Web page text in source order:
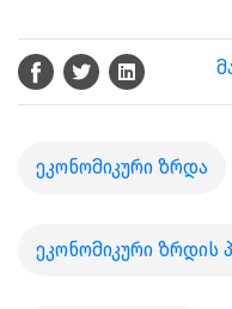
ეკონომიკური ზრდა
ეკონომიკური ზრდის